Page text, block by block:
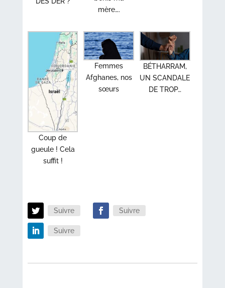
mère….
Coup de
gueule ! Cela
suffit !
Femmes
Afghanes, nos
sœurs
BÉTHARRAM,
UN SCANDALE
DE TROP…
Suivre Suivre
Suivre